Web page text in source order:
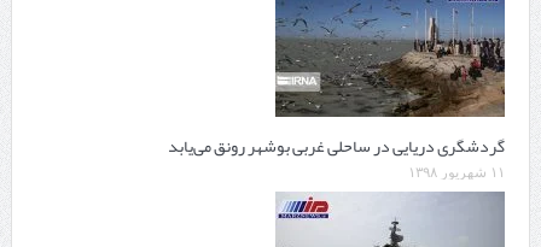
گردشگری دریایی در ساحلی غربی بوشهر رونق می‌یابد
۱۱ شهریور ۱۳۹۸